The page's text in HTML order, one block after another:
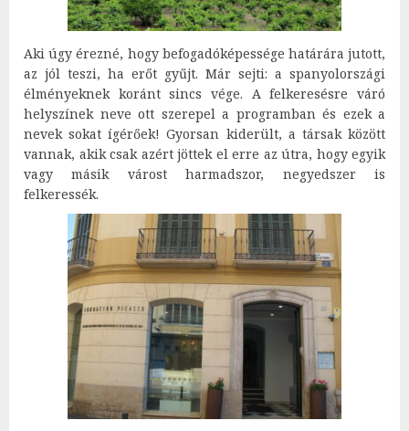
Aki úgy érezné, hogy befogadóképessége határára jutott,
az jól teszi, ha erőt gyűjt. Már sejti: a spanyolországi
élményeknek koránt sincs vége. A felkeresésre váró
helyszínek neve ott szerepel a programban és ezek a
nevek sokat ígérőek! Gyorsan kiderült, a társak között
vannak, akik csak azért jöttek el erre az útra, hogy egyik
vagy másik várost harmadszor, negyedszer is
felkeressék.